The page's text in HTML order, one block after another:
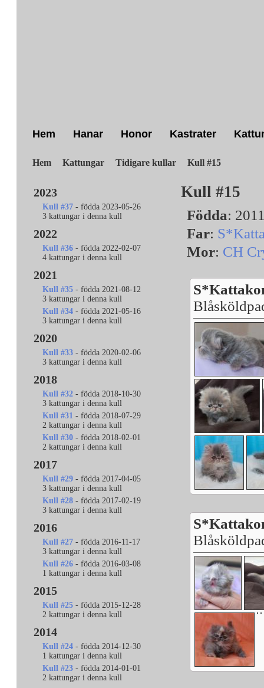
Hem Hanar Honor Kastrater K
Hem Kattungar Tidigare kullar Kull #15
2023
Kull #37 - födda 2023-05-26
3 kattungar i denna kull
2022
Kull #36 - födda 2022-02-07
4 kattungar i denna kull
2021
Kull #35 - födda 2021-08-12
3 kattungar i denna kull
Kull #34 - födda 2021-05-16
3 kattungar i denna kull
2020
Kull #33 - födda 2020-02-06
3 kattungar i denna kull
2018
Kull #32 - födda 2018-10-30
3 kattungar i denna kull
Kull #31 - födda 2018-07-29
2 kattungar i denna kull
Kull #30 - födda 2018-02-01
2 kattungar i denna kull
2017
Kull #29 - födda 2017-04-05
3 kattungar i denna kull
Kull #28 - födda 2017-02-19
3 kattungar i denna kull
2016
Kull #27 - födda 2016-11-17
3 kattungar i denna kull
Kull #26 - födda 2016-03-08
1 kattungar i denna kull
2015
Kull #25 - födda 2015-12-28
2 kattungar i denna kull
2014
Kull #24 - födda 2014-12-30
1 kattungar i denna kull
Kull #23 - födda 2014-01-01
2 kattungar i denna kull
Kull #15
Födda:
Far:
Mor: CH